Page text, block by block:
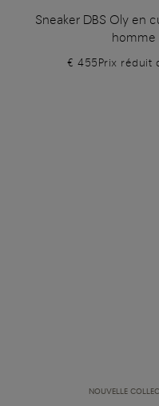
Sneaker DBS Oly en
homme
€ 455Prix réduit
NOUVELLE